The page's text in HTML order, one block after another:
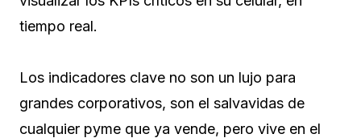
tiempo real.
Los indicadores clave no son un lujo para
grandes corporativos, son el salvavidas de
cualquier pyme que ya vende, pero vive en el